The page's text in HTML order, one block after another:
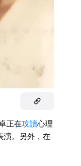
正在攻讀心理
演。另外，在